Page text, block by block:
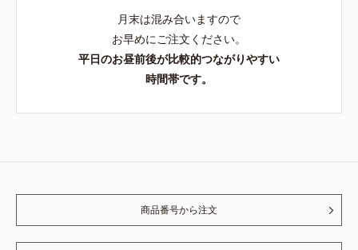
月末は混み合いますので
お早めにご注文ください。
平日のお昼前後が比較的つながりやすい
時間帯です。
商品番号から注文